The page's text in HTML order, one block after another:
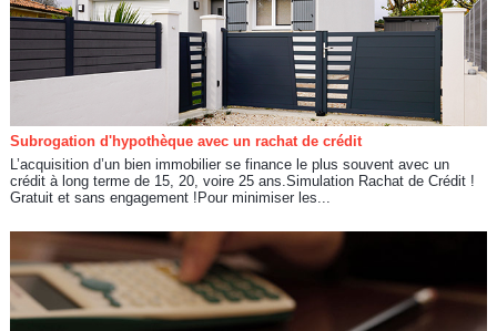
Subrogation d'hypothèque avec un rachat de crédit
L’acquisition d’un bien immobilier se finance le plus souvent avec un
crédit à long terme de 15, 20, voire 25 ans.Simulation Rachat de Crédit !
Gratuit et sans engagement !Pour minimiser les...